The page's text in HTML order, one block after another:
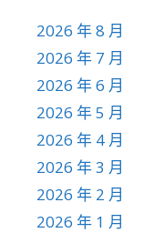
2026 年 8 月
2026 年 7 月
2026 年 6 月
2026 年 5 月
2026 年 4 月
2026 年 3 月
2026 年 2 月
2026 年 1 月